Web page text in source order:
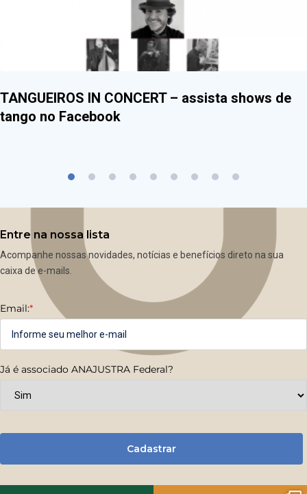
TANGUEIROS IN CONCERT – assista shows de
tango no Facebook
Entre na nossa lista
Acompanhe nossas novidades, notícias e benefícios direto na sua
caixa de e-mails.
Email:*
Já é associado ANAJUSTRA Federal?
Cadastrar